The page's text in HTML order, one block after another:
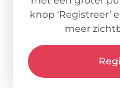
knop ‘Registreer’
meer